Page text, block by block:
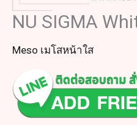
NU SIGMA
Meso เมโสหน้าใส